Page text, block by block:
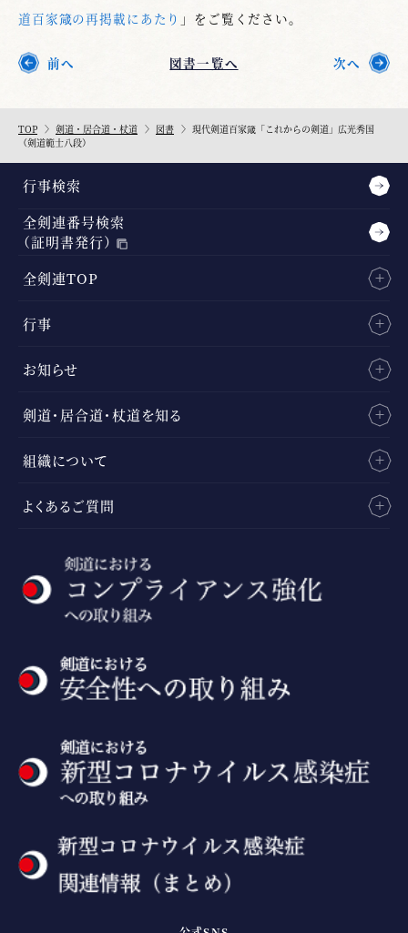
道百家箴の再掲載にあたり 」をご覧ください。
前へ 図書一覧へ 次へ
TOP 剣道・居合道・杖道 図書
現代剣道百家箴「これからの剣道」広光秀国
（剣道範士八段）
行事検索
全剣連番号検索
（証明書発行）
全剣連TOP
行事
お知らせ
剣道・居合道・杖道を知る
組織について
よくあるご質問